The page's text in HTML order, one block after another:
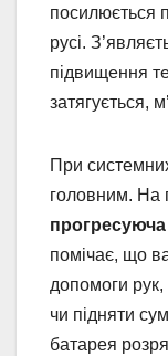
посилюється
русі.
підвищення
затягується,
При
головним. На
прогресуюча
помічає, що
допомоги рук,
чи підняти
батарея